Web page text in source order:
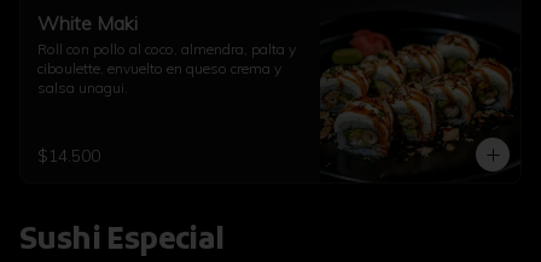
White Maki
Roll con pollo al coco, almendra, palta y
ciboulette, envuelto en queso crema y
salsa unagui.
$14.500
Sushi Especial